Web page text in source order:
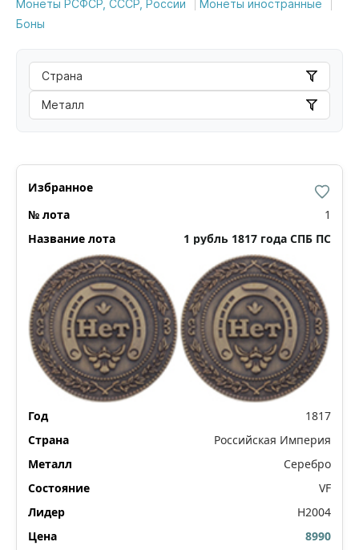
Монеты РСФСР, СССР, России
Монеты иностранные
Боны
Страна
Металл
1
1 рубль 1817 года СПБ ПС
1817
Российская Империя
Серебро
VF
Н2004
8990